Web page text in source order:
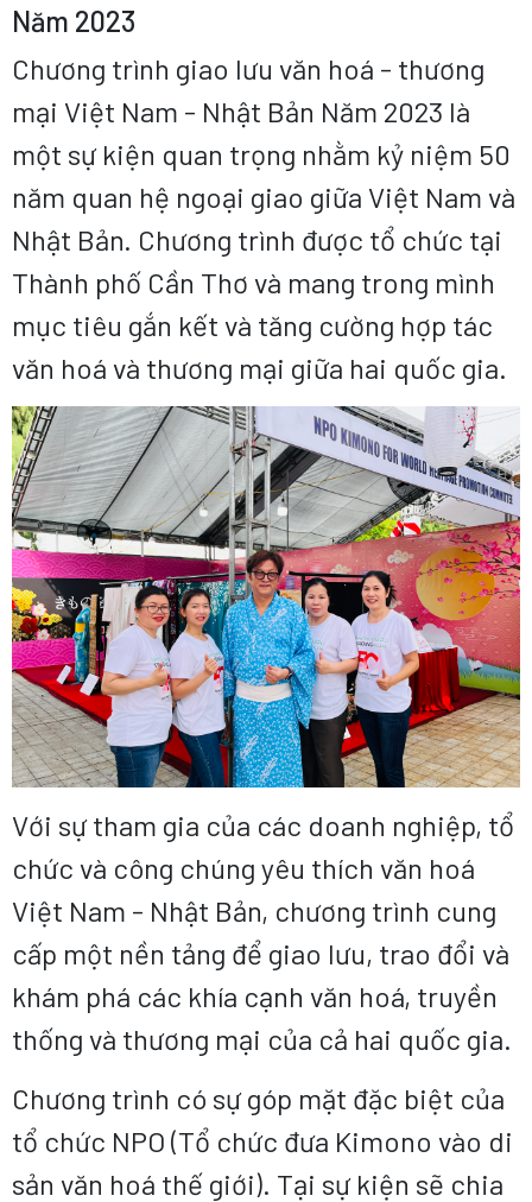
Năm 2023
Chương trình giao lưu văn hoá - thương
mại Việt Nam - Nhật Bản Năm 2023 là
một sự kiện quan trọng nhằm kỷ niệm 50
năm quan hệ ngoại giao giữa Việt Nam và
Nhật Bản. Chương trình được tổ chức tại
Thành phố Cần Thơ và mang trong mình
mục tiêu gắn kết và tăng cường hợp tác
văn hoá và thương mại giữa hai quốc gia.
Với sự tham gia của các doanh nghiệp, tổ
chức và công chúng yêu thích văn hoá
Việt Nam - Nhật Bản, chương trình cung
cấp một nền tảng để giao lưu, trao đổi và
khám phá các khía cạnh văn hoá, truyền
thống và thương mại của cả hai quốc gia.
Chương trình có sự góp mặt đặc biệt của
tổ chức NPO (Tổ chức đưa Kimono vào di
sản văn hoá thế giới). Tại sự kiện sẽ chia